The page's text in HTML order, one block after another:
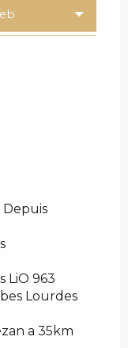
Depuis
LiO 963
Lourdes
a 35km